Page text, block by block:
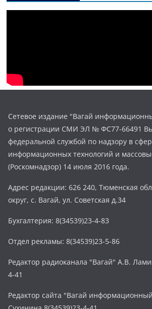
Сетевое издание "Вагай
о регистрации СМИ ЭЛ № ФС77-66491
федеральной службой по надзору в
информационных технологий и
(Роскомнадзор) 14 июля 2016 года.
Адрес редакции: 626 240, Тюменская
округ, с. Вагай, ул. Советская д.34
Бухгалтерия: 8(34539)23-4-83
Отдел рекламы: 8(34539)23-5-86
Редактор радиоканала "Вагай" А.В.
4-41
Редактор сайта "Вагай